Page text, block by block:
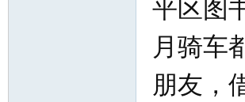
平区图
月骑车
朋友，